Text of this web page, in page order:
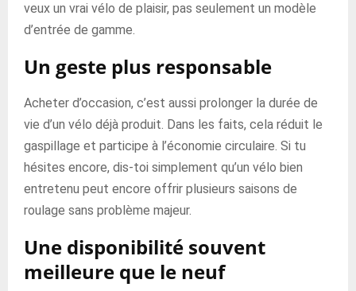
veux un vrai vélo de plaisir, pas seulement un modèle
d’entrée de gamme.
Un geste plus responsable
Acheter d’occasion, c’est aussi prolonger la durée de
vie d’un vélo déjà produit. Dans les faits, cela réduit le
gaspillage et participe à l’économie circulaire. Si tu
hésites encore, dis-toi simplement qu’un vélo bien
entretenu peut encore offrir plusieurs saisons de
roulage sans problème majeur.
Une disponibilité souvent
meilleure que le neuf